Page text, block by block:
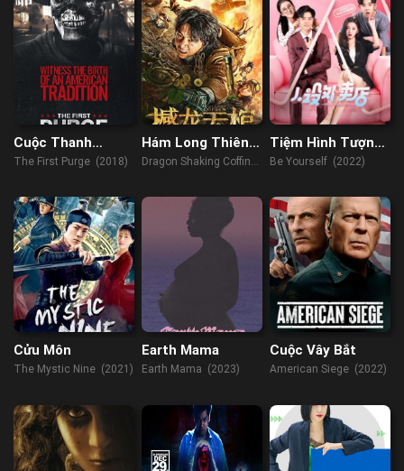
Cuộc Thanh
Trừng Đầu Tiên
The First Purge (2018)
Hám Long Thiên
Quan
Dragon Shaking Coffin
Tiệm Hình Tượng
Take-away
Be Yourself (2022)
Cửu Môn
The Mystic Nine (2021)
Earth Mama
Earth Mama (2023)
Cuộc Vây Bắt
American Siege (2022)